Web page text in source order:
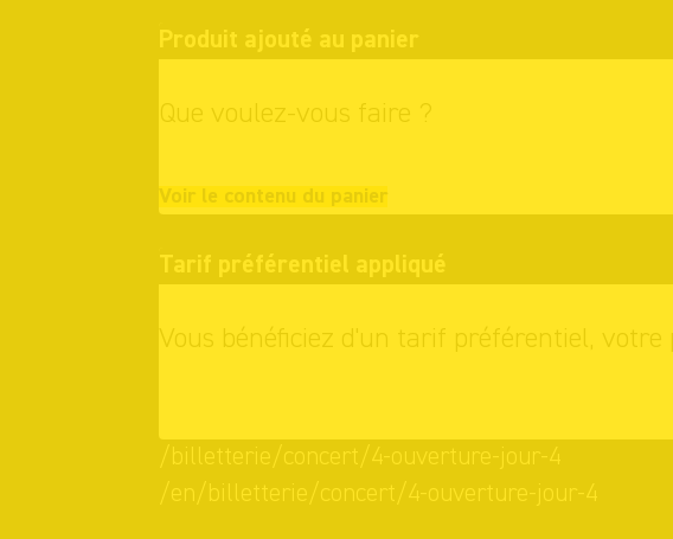
Produit ajouté au panier
Que voulez-vous faire ?
Voir le contenu du panier
Tarif préférentiel appliqué
Vous bénéficiez d'un tarif préférentiel, votre
/billetterie/concert/4-ouverture-jour-4
/en/billetterie/concert/4-ouverture-jour-4